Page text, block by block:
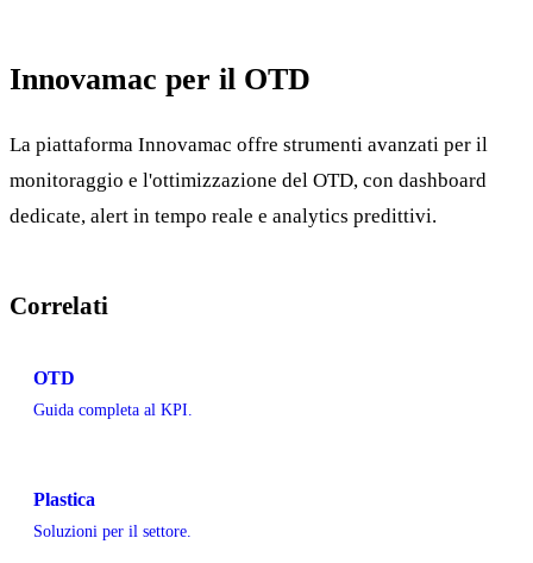
Innovamac per il OTD
La piattaforma Innovamac offre strumenti avanzati per il
monitoraggio e l'ottimizzazione del OTD, con dashboard
dedicate, alert in tempo reale e analytics predittivi.
Correlati
OTD
Guida completa al KPI.
Plastica
Soluzioni per il settore.